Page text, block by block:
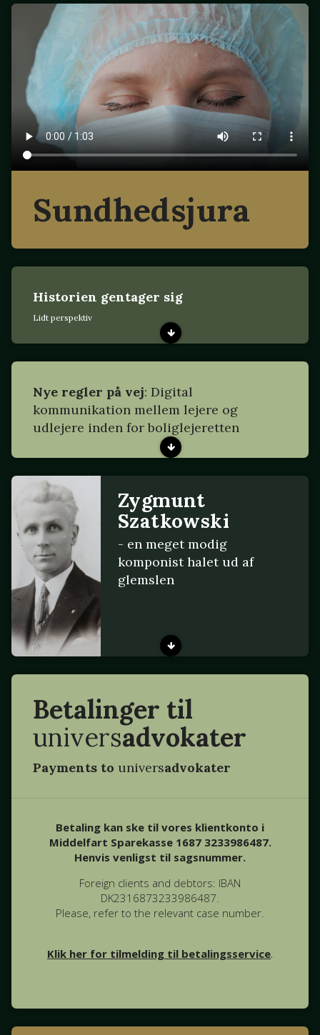
Sundhedsjura
Historien gentager sig
Lidt perspektiv
Nye regler på vej: Digital
kommunikation mellem lejere og
udlejere inden for boliglejeretten
Zygmunt
Szatkowski
- en meget modig
komponist halet ud af
glemslen
Betalinger til
universadvokater
Payments to universadvokater
Betaling kan ske til vores klientkonto i
Middelfart Sparekasse 1687 3233986487.
Henvis venligst til sagsnummer.
Foreign clients and debtors: IBAN
DK2316873233986487.
Please, refer to the relevant case number.
Klik her for tilmelding til betalingsservice.